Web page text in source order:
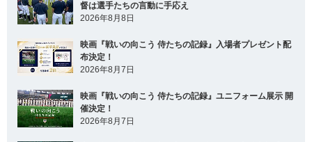
督は選手たちの言動に手応え
2026年8月8日
映画『戦いの向こう 侍たちの記録』入場者プレゼント配
布決定！
2026年8月7日
映画『戦いの向こう 侍たちの記録』ユニフォーム展示 開
催決定！
2026年8月7日